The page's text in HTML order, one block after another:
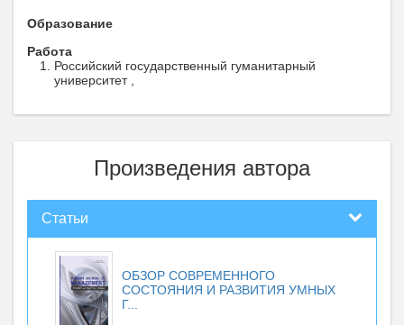
Образование
Работа
Российский государственный гуманитарный
университет ,
Произведения автора
Статьи
ОБЗОР СОВРЕМЕННОГО
СОСТОЯНИЯ И РАЗВИТИЯ УМНЫХ
Г...